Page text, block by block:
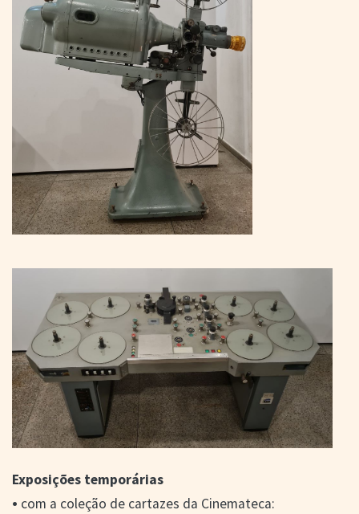
Exposições temporárias
• com a coleção de cartazes da Cinemateca: